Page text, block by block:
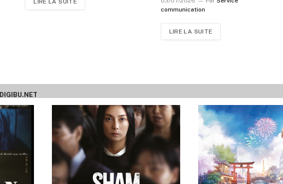
LIRE LA SUITE
communication
LIRE LA SUITE
DIGIBU.NET